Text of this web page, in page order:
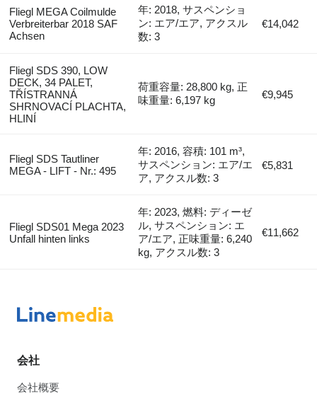
Fliegl MEGA Coilmulde
Verbreiterbar 2018 SAF
Achsen
年: 2018, サスペンショ
ン: エア/エア, アクスル
数: 3
€14,042
Fliegl SDS 390, LOW
DECK, 34 PALET,
TŘÍSTRANNÁ
SHRNOVACÍ PLACHTA,
HLINÍ
荷重容量: 28,800 kg, 正
味重量: 6,197 kg
€9,945
Fliegl SDS Tautliner
MEGA - LIFT - Nr.: 495
年: 2016, 容積: 101 m³,
サスペンション: エア/エ
ア, アクスル数: 3
€5,831
Fliegl SDS01 Mega 2023
Unfall hinten links
年: 2023, 燃料: ディーゼ
ル, サスペンション: エ
ア/エア, 正味重量: 6,240
kg, アクスル数: 3
€11,662
会社
会社概要